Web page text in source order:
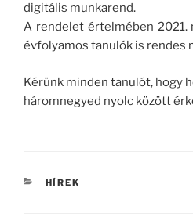
digitális munkarend.
A rendelet értelmében 2021.
évfolyamos tanulók is rendes
Kérünk minden tanulót, hogy
háromnegyed nyolc között
KATEGÓRIÁK
HÍREK